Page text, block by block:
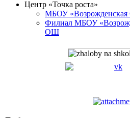
Центр «Точка роста»
МБОУ
Филиал МБОУ
ОШ